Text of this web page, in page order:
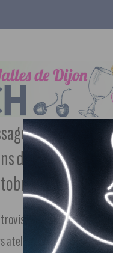
à l’heure
de
feux de
pour sensibiliser